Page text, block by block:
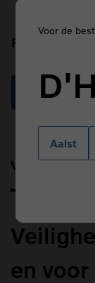
Voor de
Aalst
Prefix
Read more
Van Kasteren
Title
en voor